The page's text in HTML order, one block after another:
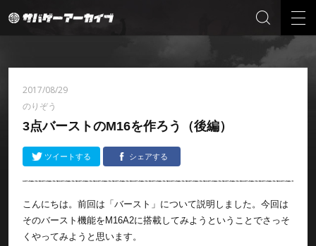
2017/08/29
のりぞう
3点バーストのM16を作ろう（後編）
ツイートする シェアする
こんにちは。前回は「バースト」について説明しました。今回は
そのバースト機能をM16A2に搭載してみようということでさっそ
くやってみようと思います。